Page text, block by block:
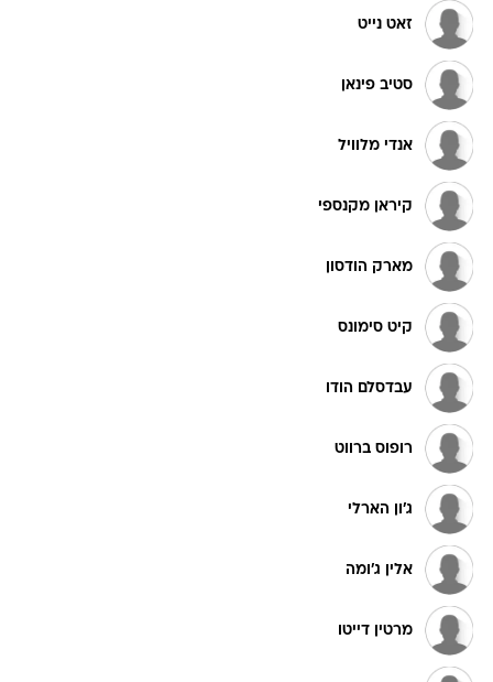
זאט נייט
סטיב פינאן
אנדי מלוויל
קיראן מקנספי
מארק הודסון
קיט סימונס
עבדסלם הודו
רופוס ברווט
ג'ון הארלי
אלין ג'ומה
מרטין דייטו